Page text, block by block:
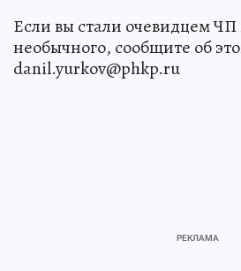
Если вы стали очевидцем ЧП
необычного, сообщите об
danil.yurkov@phkp.ru